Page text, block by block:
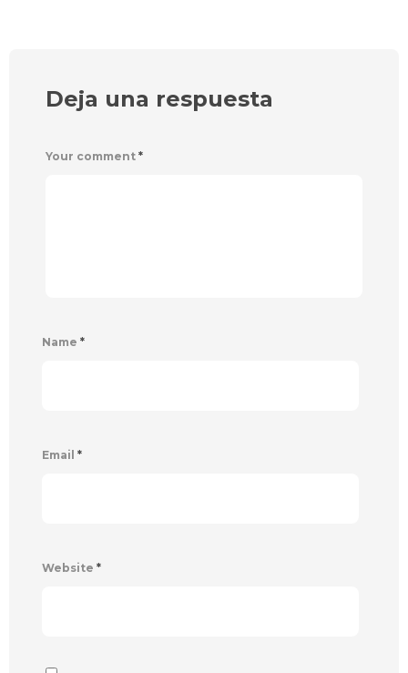
Deja una respuesta
Your comment *
Name *
Email *
Website *